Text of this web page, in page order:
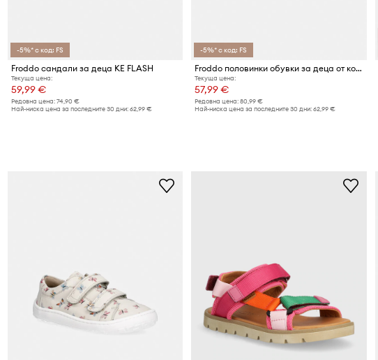
-5%* с код: FS
Froddo сандали за деца KE FLASH
Текуща цена:
59,99 €
Редовна цена: 74,90 €
Най-ниска цена за последните 30 дни: 62,99 €
-5%* с код: FS
Froddo половинки обувки за деца от кожа BAREFOOT BAZE
Текуща цена:
57,99 €
Редовна цена: 80,99 €
Най-ниска цена за последните 30 дни: 62,99 €